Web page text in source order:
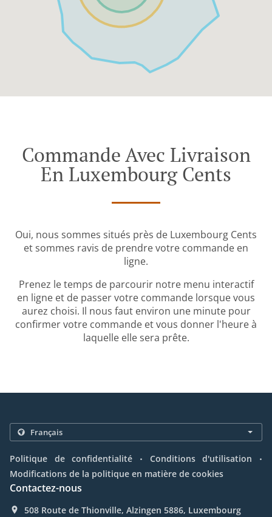
Commande Avec Livraison
En Luxembourg Cents
Oui, nous sommes situés près de Luxembourg Cents
et sommes ravis de prendre votre commande en
ligne.
Prenez le temps de parcourir notre menu interactif
en ligne et de passer votre commande lorsque vous
aurez choisi. Il nous faut environ une minute pour
confirmer votre commande et vous donner l'heure à
laquelle elle sera prête.
Politique de confidentialité . Conditions d'utilisation .
Modifications de la politique en matière de cookies
Contactez-nous
508 Route de Thionville, Alzingen 5886, Luxembourg